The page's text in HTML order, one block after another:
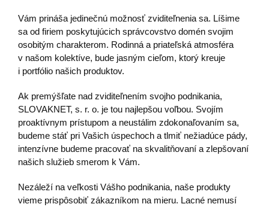
Vám prináša jedinečnú možnosť zviditeľnenia sa. Líšime
sa od firiem poskytujúcich správcovstvo domén svojim
osobitým charakterom. Rodinná a priateľská atmosféra
v našom kolektíve, bude jasným cieľom, ktorý kreuje
i portfólio našich produktov.
Ak premýšľate nad zviditeľnením svojho podnikania,
SLOVAKNET, s. r. o. je tou najlepšou voľbou. Svojím
proaktívnym prístupom a neustálim zdokonaľovaním sa,
budeme stáť pri Vašich úspechoch a tlmiť nežiadúce pády,
intenzívne budeme pracovať na skvalitňovaní a zlepšovaní
našich služieb smerom k Vám.
Nezáleží na veľkosti Vášho podnikania, naše produkty
vieme prispôsobiť zákazníkom na mieru. Lacné nemusí